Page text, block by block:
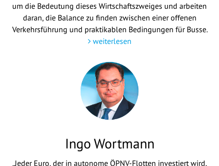
um die Bedeutung dieses Wirtschaftszweiges und arbeiten
daran, die Balance zu finden zwischen einer offenen
Verkehrsführung und praktikablen Bedingungen für Busse.
weiterlesen
Ingo Wortmann
„Jeder Euro, der in autonome ÖPNV-Flotten investiert wird,